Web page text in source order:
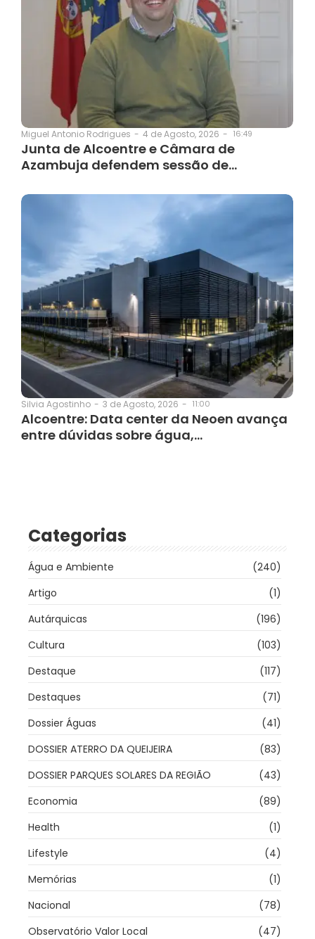
Miguel Antonio Rodrigues - 4 de Agosto, 2026 - 16:49
Junta de Alcoentre e Câmara de
Azambuja defendem sessão de…
Silvia Agostinho - 3 de Agosto, 2026 - 11:00
Alcoentre: Data center da Neoen avança
entre dúvidas sobre água,…
Categorias
Água e Ambiente
(240)
Artigo
(1)
Autárquicas
(196)
Cultura
(103)
Destaque
(117)
Destaques
(71)
Dossier Águas
(41)
DOSSIER ATERRO DA QUEIJEIRA
(83)
DOSSIER PARQUES SOLARES DA REGIÃO
(43)
Economia
(89)
Health
(1)
Lifestyle
(4)
Memórias
(1)
Nacional
(78)
Observatório Valor Local
(47)